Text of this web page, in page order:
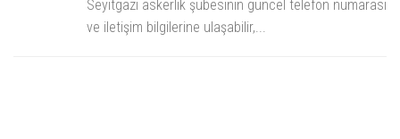
Seyitgazi askerlik şubesinin güncel telefon numarası
ve iletişim bilgilerine ulaşabilir,...